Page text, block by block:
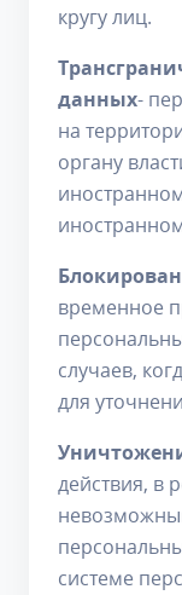
кругу лиц.
данных-
на
органу
временное
случаев,
для
действия, в
системе